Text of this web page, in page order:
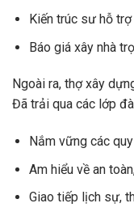
Kiến trúc sư hỗ
Báo giá xây nhà
Ngoài ra, thợ xây
Đã trải qua các lớp
Nắm vững các
Am hiểu về an
Giao tiếp lịch sự,